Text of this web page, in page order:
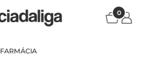
0
FARMÁCIA